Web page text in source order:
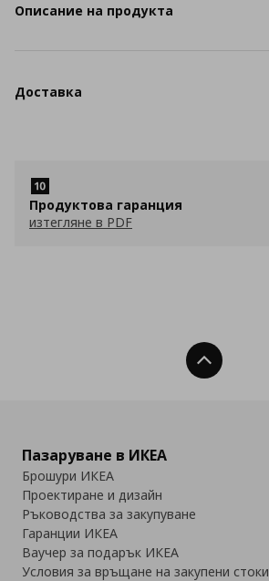
Описание на продукта
Доставка
Продуктова гаранция
изтегляне в PDF
Нагоре
Пазаруване в ИКЕА
Брошури ИКЕА
Проектиране и дизайн
Ръководства за закупуване
Гаранции ИКЕА
Ваучер за подарък ИКЕА
Условия за връщане на закупени стоки